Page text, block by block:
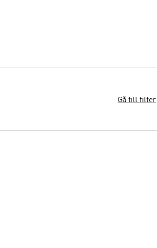
Gå till filter